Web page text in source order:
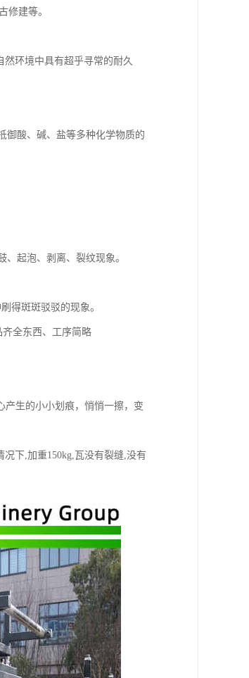
修建等。
环境中具有超乎寻常的耐久
酸、碱、盐等多种化学物质的
起泡、剥离、裂纹现象。
得斑斑驳驳的现象。
全东西、工序简略
生的小小划痕，悄悄一擦，变
下,加重150kg,瓦没有裂缝,没有